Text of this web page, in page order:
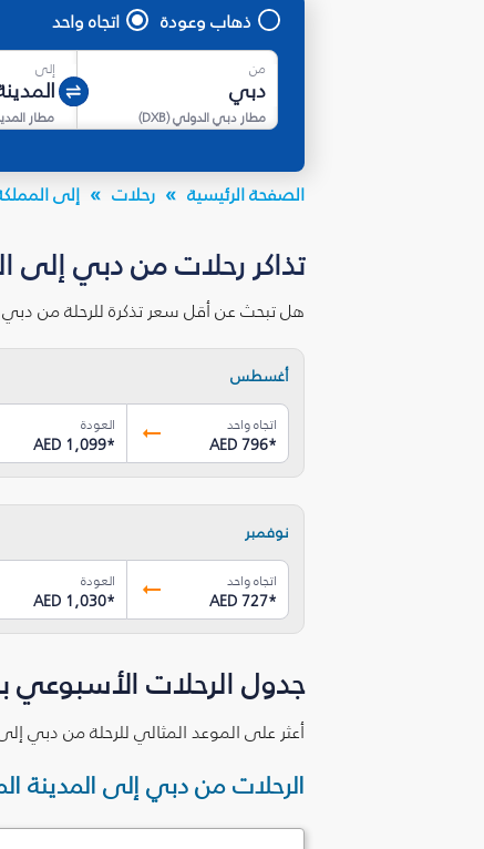
ذهاب وعودة اتجاه واحد
من
مطار دبي الدولي(
DXB
)
إلى
مطار
الصفحة الرئيسية رحلات إلى
تذاكر رحلات من دبي إلى
هل تبحث عن أقل سعر تذكرة للرحلة من دبي
أغسطس
اتجاه واحد
AED 796*
العودة
AED 1,099*
نوفمبر
اتجاه واحد
AED 727*
العودة
AED 1,030*
جدول الرحلات الأسبوعي
أعثر على الموعد المثالي للرحلة من دبي
الرحلات من دبي إلى المدينة